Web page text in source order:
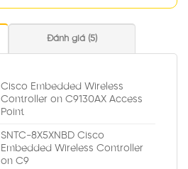
Đánh giá (5)
Cisco Embedded Wireless
Controller on C9130AX Access
Point
SNTC-8X5XNBD Cisco
Embedded Wireless Controller
on C9